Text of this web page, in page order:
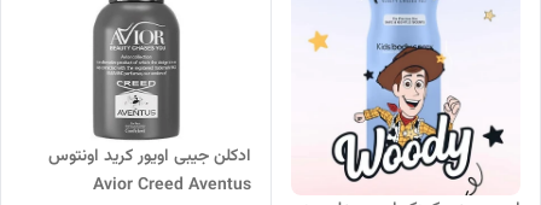
ادکلن جیبی اویور کرید اونتوس
Avior Creed Aventus